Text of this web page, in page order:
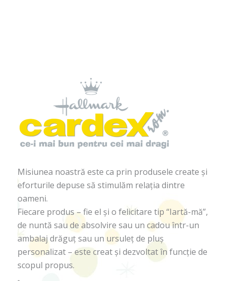
Misiunea noastră este ca prin produsele create şi
eforturile depuse să stimulăm relația dintre
oameni.
Fiecare produs – fie el şi o felicitare tip “Iartă-mă”,
de nuntă sau de absolvire sau un cadou într-un
ambalaj drăguţ sau un ursuleţ de pluş
personalizat – este creat şi dezvoltat în funcţie de
scopul propus.